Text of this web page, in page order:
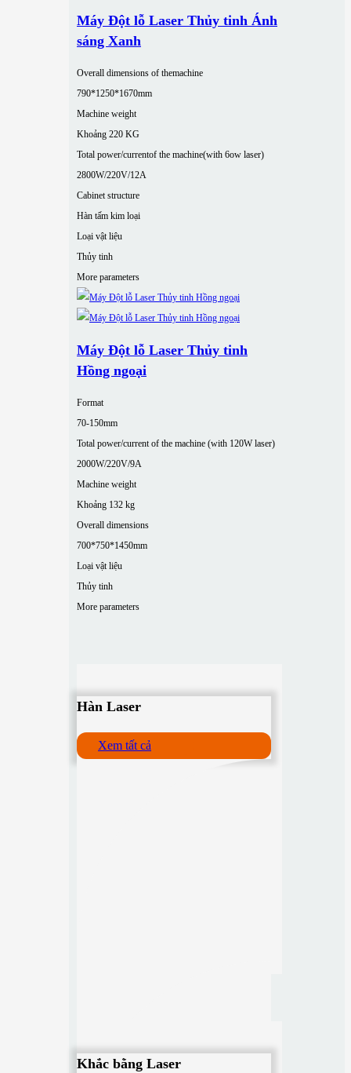
Máy Đột lỗ Laser Thủy tinh Ánh
sáng Xanh
Overall dimensions of themachine
790*1250*1670mm
Machine weight
Khoảng 220 KG
Total power/currentof the machine(with 6ow laser)
2800W/220V/12A
Cabinet structure
Hàn tấm kim loại
Loại vật liệu
Thủy tinh
More parameters
Máy Đột lỗ Laser Thủy tinh
Hồng ngoại
Format
70-150mm
Total power/current of the machine (with 120W laser)
2000W/220V/9A
Machine weight
Khoảng 132 kg
Overall dimensions
700*750*1450mm
Loại vật liệu
Thủy tinh
More parameters
Hàn Laser
Xem tất cả
Khắc bằng Laser